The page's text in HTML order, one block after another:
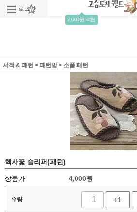
로그인 회원가입
2,000원 적립
주문
서적 & 패턴 > 패턴방> 소품 패턴
헥사꽃 슬리퍼(패턴)
상품가 4,000원
수량 +1